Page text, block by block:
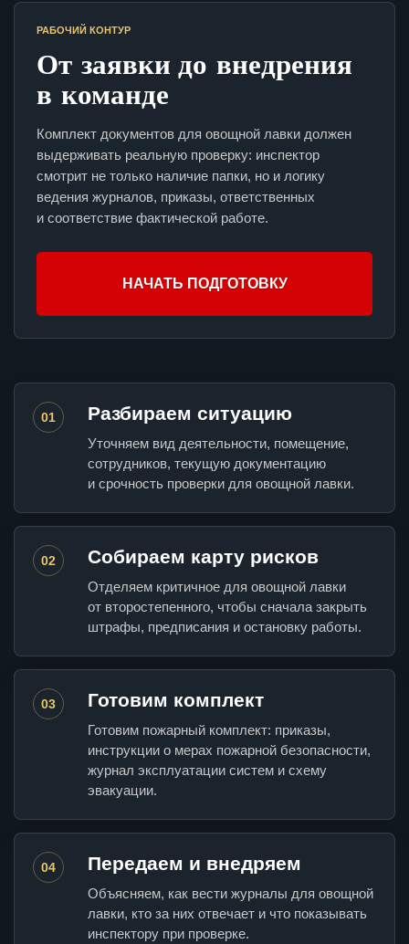
РАБОЧИЙ КОНТУР
От заявки до внедрения
в команде
Комплект документов для овощной лавки должен
выдерживать реальную проверку: инспектор
смотрит не только наличие папки, но и логику
ведения журналов, приказы, ответственных
и соответствие фактической работе.
НАЧАТЬ ПОДГОТОВКУ
01 Разбираем ситуацию
Уточняем вид деятельности, помещение,
сотрудников, текущую документацию
и срочность проверки для овощной лавки.
02 Собираем карту рисков
Отделяем критичное для овощной лавки
от второстепенного, чтобы сначала закрыть
штрафы, предписания и остановку работы.
03 Готовим комплект
Готовим пожарный комплект: приказы,
инструкции о мерах пожарной безопасности,
журнал эксплуатации систем и схему
эвакуации.
04 Передаем и внедряем
Объясняем, как вести журналы для овощной
лавки, кто за них отвечает и что показывать
инспектору при проверке.